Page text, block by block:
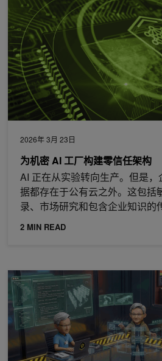
2026年 3月 23日
为机密 AI 工厂构建零信任架构
AI 正在从实验转向生产。但是
据都存在于公有云之外。这包括
录、市场研究和包含企业知识的
2 MIN READ
使用 NVIDIA OpenShell 更安全地运